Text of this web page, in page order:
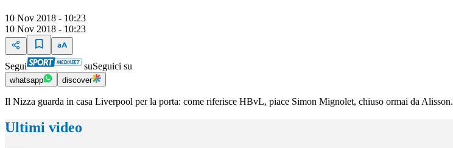
10 Nov 2018 - 10:23
10 Nov 2018 - 10:23
Segui suSeguici su
whatsapp discover
Il Nizza guarda in casa Liverpool per la porta: come riferisce HBvL, piace Simon Mignolet, chiuso ormai da Alisson.
Ultimi video